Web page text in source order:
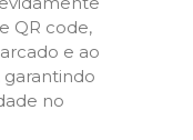
QR code,
e ao
garantindo
no